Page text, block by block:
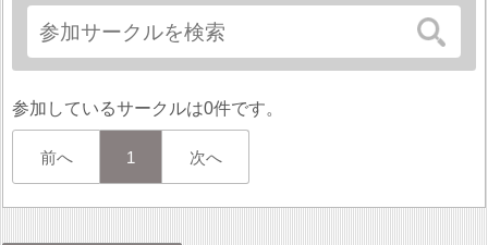
参加しているサークルは0件です。
前へ 1 次へ